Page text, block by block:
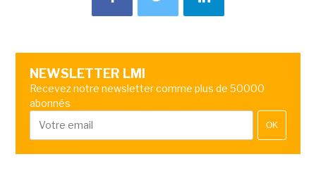
NEWSLETTER LMI
Recevez notre newsletter comme plus de 50000
abonnés
OK